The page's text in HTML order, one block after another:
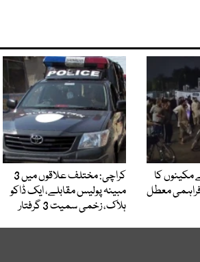
مکینوں کا
فراہمی معطل
کراچی: مختلف علاقوں میں 3
مبینہ پولیس مقابلے، ایک ڈاکو
ہلاک، زخمی سمیت 3 گرفتار